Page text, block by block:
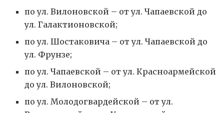
по ул. Вилоновской – от ул. Чапаевской до
ул. Галактионовской;
по ул. Шостаковича – от ул. Чапаевской до
ул. Фрунзе;
по ул. Чапаевской – от ул. Красноармейской
до ул. Вилоновской;
по ул. Молодогвардейской – от ул.